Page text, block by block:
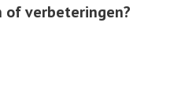
verbeteringen?